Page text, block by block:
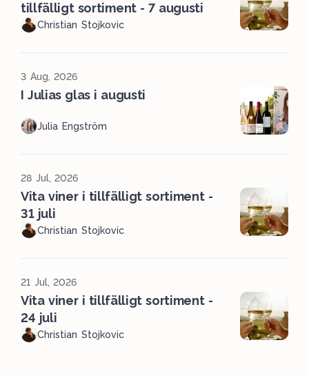
tillfälligt sortiment - 7 augusti
Christian Stojkovic
3 Aug, 2026
I Julias glas i augusti
Julia Engström
28 Jul, 2026
Vita viner i tillfälligt sortiment -
31 juli
Christian Stojkovic
21 Jul, 2026
Vita viner i tillfälligt sortiment -
24 juli
Christian Stojkovic